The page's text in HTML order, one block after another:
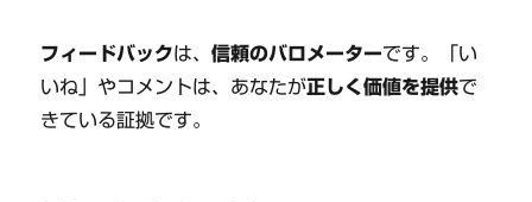
フィードバックは、信頼のバロメーターです。「い
いね」やコメントは、あなたが正しく価値を提供で
きている証拠です。